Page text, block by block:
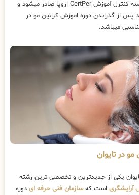
انحصاری و تحت نظارت موسسه کنترل آموزش CertPer اروپا صادر میشود و
پس از گذراندن دوره اموزش کراتین مو در
میباشد.
در تایوان
یکی از جدیدترین و تخصصی ترین رشته
آرایشگری است کهسازمان فنی حرفه ای دوره